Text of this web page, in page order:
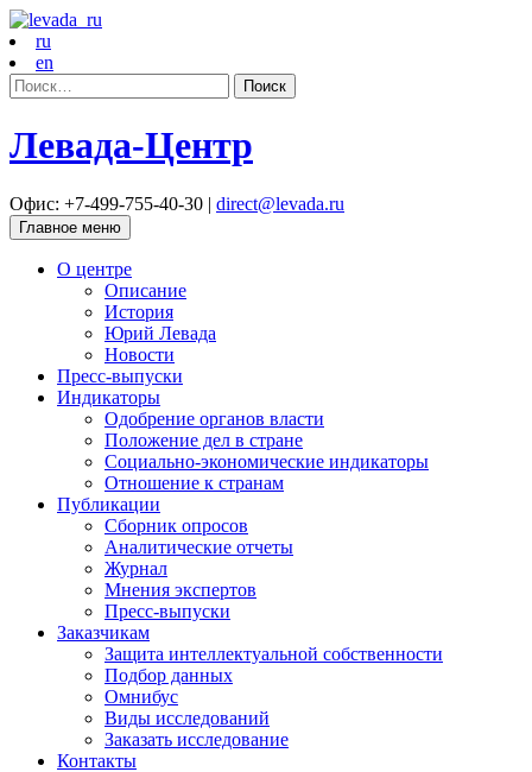
ru
en
Найти:
Левада-Центр
Офис: +7-499-755-40-30 | direct@levada.ru
Главное меню
О центре
Описание
История
Юрий Левада
Новости
Пресс-выпуски
Индикаторы
Одобрение органов власти
Положение дел в стране
Социально-экономические индикаторы
Отношение к странам
Публикации
Сборник опросов
Аналитические отчеты
Журнал
Мнения экспертов
Пресс-выпуски
Заказчикам
Защита интеллектуальной собственности
Подбор данных
Омнибус
Виды исследований
Заказать исследование
Контакты